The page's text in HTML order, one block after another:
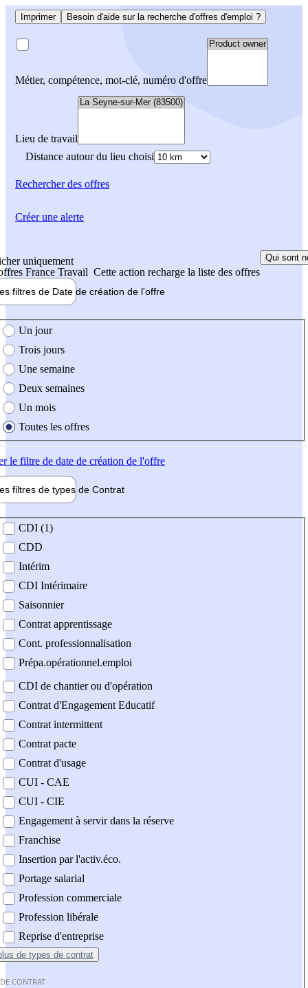
Imprimer Besoin d'aide sur la recherche d'offres d'emploi ?
Métier, compétence, mot-clé, numéro d'offre
Lieu de travail
Distance autour du lieu choisi
Rechercherdes offres
uniquement
France Travail Cette action recharge la liste des offres
Qui sont
filtres de Date de création de l'offre
création de l'offre
Un jour
Trois jours
Une semaine
Deux semaines
Un mois
Toutes les offres
le filtre de date de création de l'offre
filtres de types de Contrat
contrat
CDI (1)
CDD
Intérim
CDI Intérimaire
Saisonnier
Contrat apprentissage
Cont. professionnalisation
Prépa.opérationnel.emploi
CDI de chantier ou d'opération
Contrat d'Engagement Educatif
Contrat intermittent
Contrat pacte
Contrat d'usage
CUI - CAE
CUI - CIE
Engagement à servir dans la réserve
Franchise
Insertion par l'activ.éco.
Portage salarial
Profession commerciale
Profession libérale
Reprise d'entreprise
de types de contrat
CONTRAT
Créer une alerte